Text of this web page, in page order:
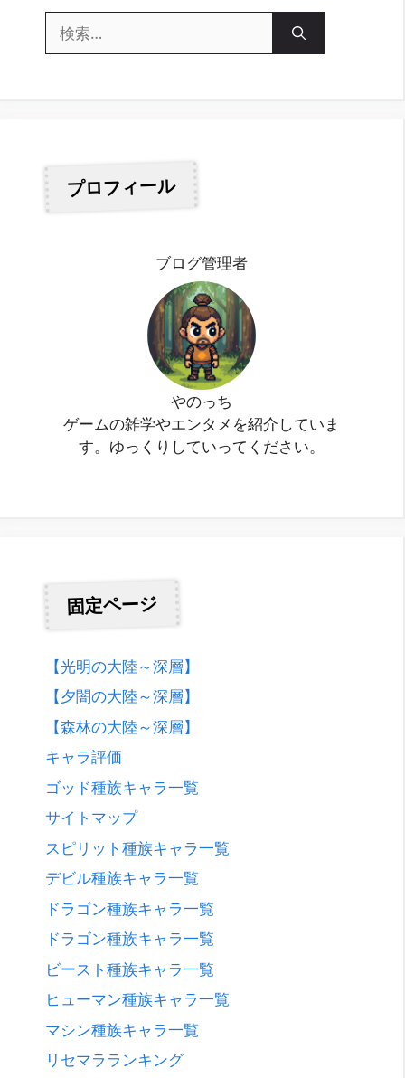
索:
プロフィール
ブログ管理者
やのっち
ゲームの雑学やエンタメを紹介していま
す。ゆっくりしていってください。
固定ページ
【光明の大陸～深層】
【夕闇の大陸～深層】
【森林の大陸～深層】
キャラ評価
ゴッド種族キャラ一覧
サイトマップ
スピリット種族キャラ一覧
デビル種族キャラ一覧
ドラゴン種族キャラ一覧
ドラゴン種族キャラ一覧
ビースト種族キャラ一覧
ヒューマン種族キャラ一覧
マシン種族キャラ一覧
リセマラランキング